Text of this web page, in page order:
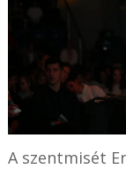
A szentmisét